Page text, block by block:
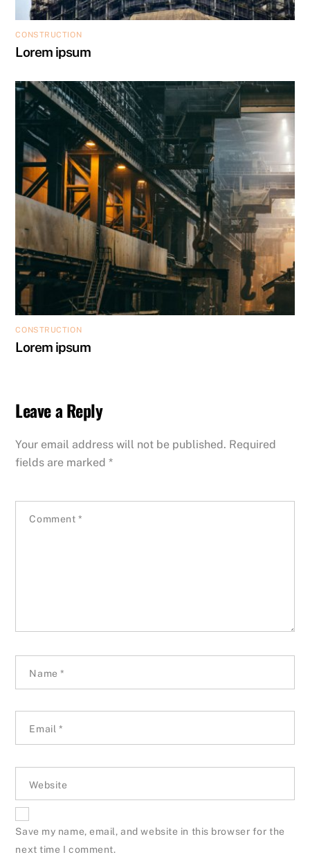
CONSTRUCTION
Lorem ipsum
CONSTRUCTION
Lorem ipsum
Leave a Reply
Your email address will not be published. Required
fields are marked*
Comment *
Name*
Email *
Website
Save my name, email, and website in this browser for the
next time I comment.